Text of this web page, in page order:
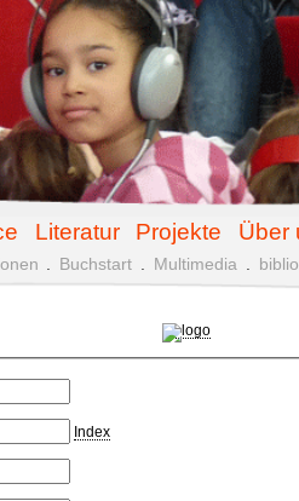
Literatur Projekte Über
Buchstart Multimedia
Index